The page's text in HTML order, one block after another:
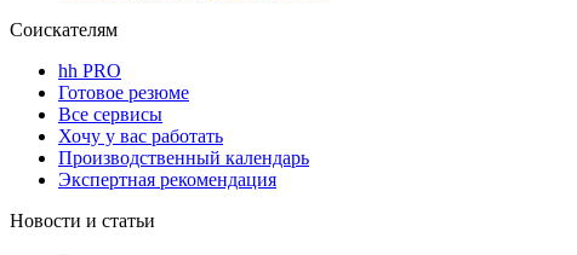
Соискателям
hh PRO
Готовое резюме
Все сервисы
Хочу у вас работать
Производственный календарь
Экспертная рекомендация
Новости и статьи